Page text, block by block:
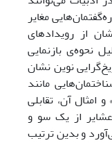
مغایر
از رویدادهای
نحوه‌ی بازنمایی
نوین نشان
مانند
امثال آن، تقابلی
از یک سو و
و بدین ترتیب